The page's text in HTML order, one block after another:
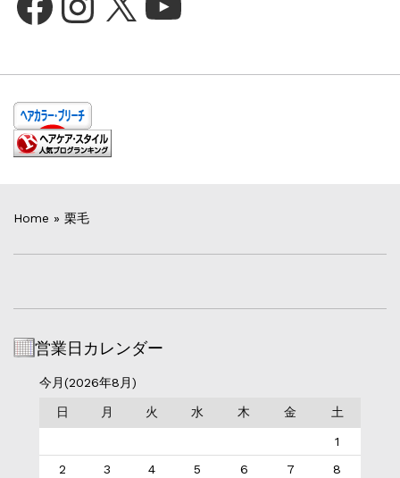
Home » 栗毛
営業日カレンダー
今月(2026年8月)
日 月 火 水 木 金 土
1
2
3 4 5 6 7
8